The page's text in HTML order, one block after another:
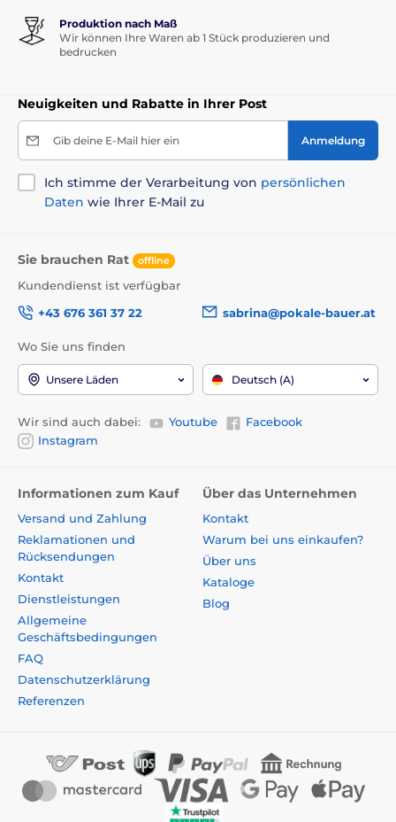
Produktion nach Maß
Wir können Ihre Waren ab 1 Stück produzieren und
bedrucken
Neuigkeiten und Rabatte in Ihrer Post
Gib deine E-Mail hier ein Anmeldung
Ich stimme der Verarbeitung von persönlichen
Daten wie Ihrer E-Mail zu
Sie brauchen Rat offline
Kundendienst ist verfügbar
+43 676 361 37 22
sabrina@pokale-bauer.at
Wo Sie uns finden
Unsere Läden Deutsch (A)
Wir sind auch dabei: Youtube
Facebook
Instagram
Informationen zum Kauf
Versand und Zahlung
Reklamationen und
Rücksendungen
Kontakt
Dienstleistungen
Allgemeine
Geschäftsbedingungen
FAQ
Datenschutzerklärung
Referenzen
Über das Unternehmen
Kontakt
Warum bei uns einkaufen?
Über uns
Kataloge
Blog